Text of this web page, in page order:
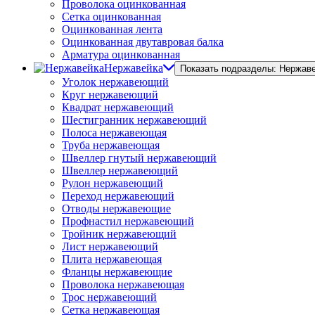
Проволока оцинкованная
Сетка оцинкованная
Оцинкованная лента
Оцинкованная двутавровая балка
Арматура оцинкованная
Нержавейка
Показать подразделы:
Уголок нержавеющий
Круг нержавеющий
Квадрат нержавеющий
Шестигранник нержавеющий
Полоса нержавеющая
Труба нержавеющая
Швеллер гнутый нержавеющий
Швеллер нержавеющий
Рулон нержавеющий
Переход нержавеющий
Отводы нержавеющие
Профнастил нержавеющий
Тройник нержавеющий
Лист нержавеющий
Плита нержавеющая
Фланцы нержавеющие
Проволока нержавеющая
Трос нержавеющий
Сетка нержавеющая